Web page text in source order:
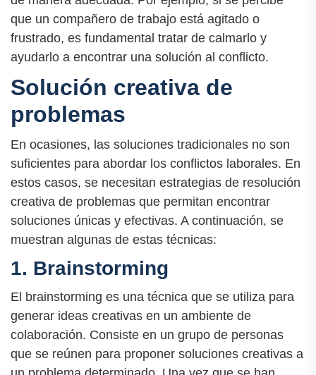
que un compañero de trabajo está agitado o
frustrado, es fundamental tratar de calmarlo y
ayudarlo a encontrar una solución al conflicto.
Solución creativa de
problemas
En ocasiones, las soluciones tradicionales no son
suficientes para abordar los conflictos laborales. En
estos casos, se necesitan estrategias de resolución
creativa de problemas que permitan encontrar
soluciones únicas y efectivas. A continuación, se
muestran algunas de estas técnicas:
1. Brainstorming
El brainstorming es una técnica que se utiliza para
generar ideas creativas en un ambiente de
colaboración. Consiste en un grupo de personas
que se reúnen para proponer soluciones creativas a